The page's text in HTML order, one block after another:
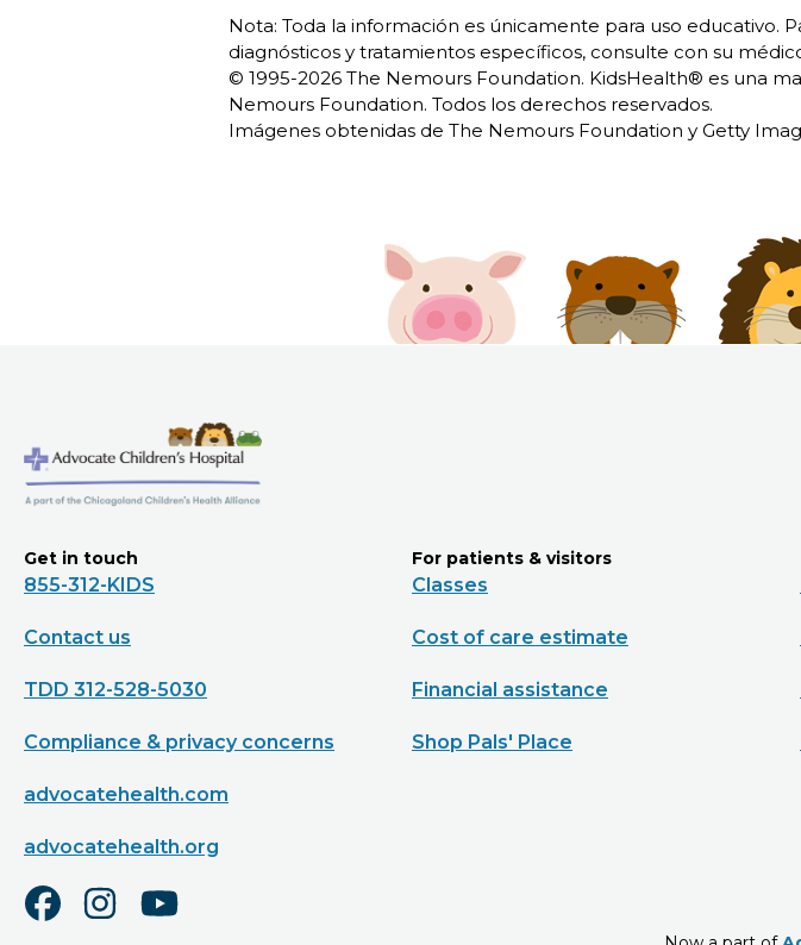
Nota: Toda la información es únicamente para uso educativo.
diagnósticos y tratamientos específicos, consulte con su
© 1995-2026 The Nemours Foundation. KidsHealth® es una
Nemours Foundation. Todos los derechos reservados.
Imágenes obtenidas de The Nemours Foundation y Getty
Get in touch
855-312-KIDS
Contact us
TDD 312-528-5030
Compliance & privacy concerns
advocatehealth.com
advocatehealth.org
For patients & visitors
Classes
Cost of care estimate
Financial assistance
Shop Pals' Place